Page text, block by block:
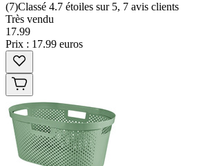
(7)Classé 4.7 étoiles sur 5, 7 avis clients
Très vendu
17.99
Prix : 17.99 euros